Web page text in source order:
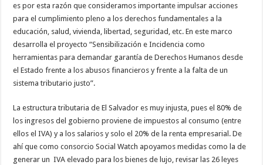
es por esta razón que consideramos importante impulsar acciones
para el cumplimiento pleno a los derechos fundamentales a la
educación, salud, vivienda, libertad, seguridad, etc. En este marco
desarrolla el proyecto “Sensibilización e Incidencia como
herramientas para demandar garantía de Derechos Humanos desde
el Estado frente a los abusos financieros y frente a la falta de un
sistema tributario justo”.
La estructura tributaria de El Salvador es muy injusta, pues el 80% de
los ingresos del gobierno proviene de impuestos al consumo (entre
ellos el IVA) y a los salarios y solo el 20% de la renta empresarial. De
ahí que como consorcio Social Watch apoyamos medidas como la de
generar un IVA elevado para los bienes de lujo, revisar las 26 leyes